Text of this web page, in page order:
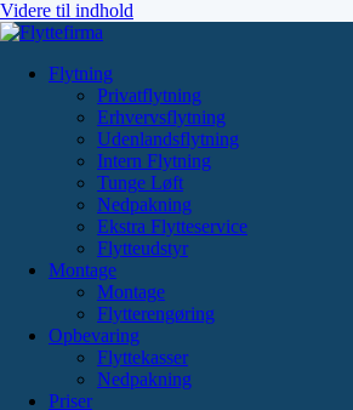
Videre til indhold
Flytning
Privatflytning
Erhvervsflytning
Udenlandsflytning
Intern Flytning
Tunge Løft
Nedpakning
Ekstra Flytteservice
Flytteudstyr
Montage
Montage
Flytterengøring
Opbevaring
Flyttekasser
Nedpakning
Priser